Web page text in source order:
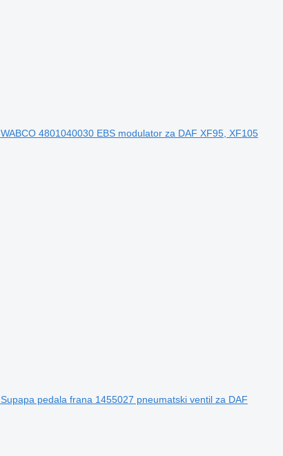
WABCO 4801040030 EBS modulator za DAF XF95, XF105
Supapa pedala frana 1455027 pneumatski ventil za DAF